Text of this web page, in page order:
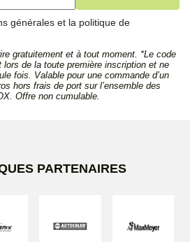
générales et la politique de
gratuitement et à tout moment. *Le code
de la toute première inscription et ne
fois. Valable pour une commande d’un
hors frais de port sur l’ensemble des
Offre non cumulable.
PARTENAIRES